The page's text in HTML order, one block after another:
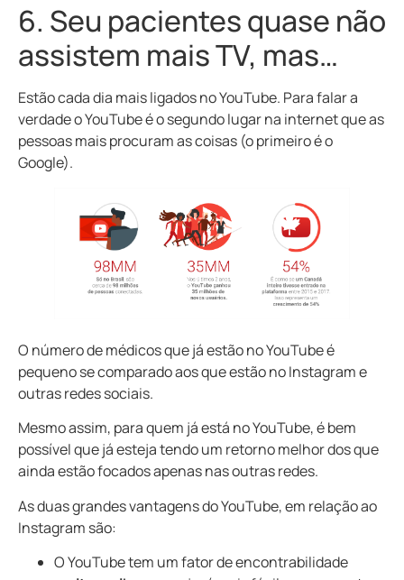
6. Seu pacientes quase não
assistem mais TV, mas…
Estão cada dia mais ligados no YouTube. Para falar a
verdade o YouTube é o segundo lugar na internet que as
pessoas mais procuram as coisas (o primeiro é o
Google).
O número de médicos que já estão no YouTube é
pequeno se comparado aos que estão no Instagram e
outras redes sociais.
Mesmo assim, para quem já está no YouTube, é bem
possível que já esteja tendo um retorno melhor dos que
ainda estão focados apenas nas outras redes.
As duas grandes vantagens do YouTube, em relação ao
Instagram são:
O YouTube tem um fator de encontrabilidade